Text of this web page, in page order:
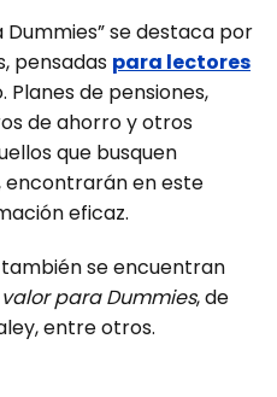
Dummies” se destaca por
pensadas para lectores
Planes de pensiones,
de ahorro y otros
que busquen
encontrarán en este
eficaz.
se encuentran
para Dummies, de
entre otros.